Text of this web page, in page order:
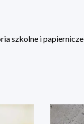
szkolne i papiernicze